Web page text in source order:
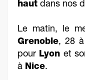
haut dans nos
Le matin, le
Grenoble, 28
pour Lyon et
à Nice.